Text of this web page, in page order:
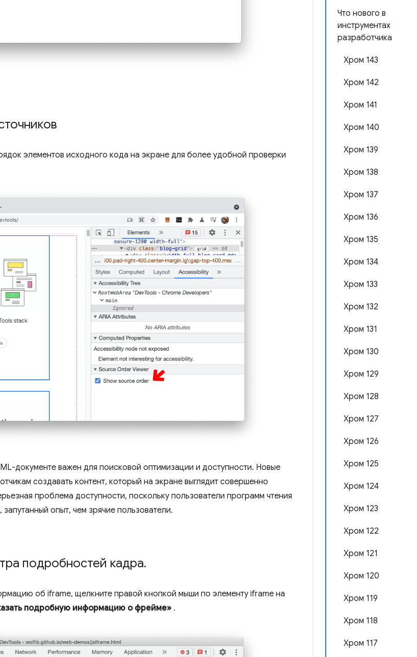
Что нового в
инструментах
разработчика
Хром 143
Хром 142
Хром 141
Хром 140
Хром 139
Хром 138
Хром 137
Хром 136
Хром 135
Хром 134
Хром 133
Хром 132
Хром 131
Хром 130
Хром 129
Хром 128
Хром 127
Хром 126
Хром 125
Хром 124
Хром 123
Хром 122
Хром 121
Хром 120
Хром 119
Хром 118
Хром 117
элементов исходного кода на экране для более удобной проверки
документе важен для поисковой оптимизации и доступности. Новые
создавать контент, который на экране выглядит совершенно
проблема доступности, поскольку пользователи программ чтения
опыт, чем зрячие пользователи.
подробностей кадра.
об iframe, щелкните правой кнопкой мыши по элементу iframe на
подробную информацию о фрейме» .